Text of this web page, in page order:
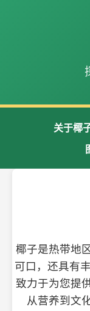
关于椰
椰子是热带地
可口，还具有
致力于为您提
从营养到文